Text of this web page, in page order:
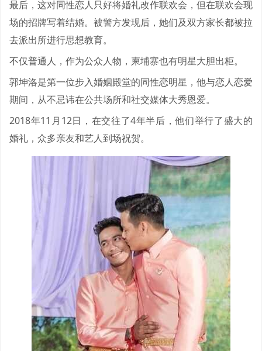
最后，这对同性恋人只好将婚礼改作联欢会，但在联欢会现
场的招牌写着结婚。被警方发现后，她们及双方家长都被拉
去派出所进行思想教育。
不仅普通人，作为公众人物，柬埔寨也有明星大胆出柜。
郭坤洛是第一位步入婚姻殿堂的同性恋明星，他与恋人恋爱
期间，从不忌讳在公共场所和社交媒体大秀恩爱。
2018年11月12日，在交往了4年半后，他们举行了盛大的
婚礼，众多亲友和艺人到场祝贺。